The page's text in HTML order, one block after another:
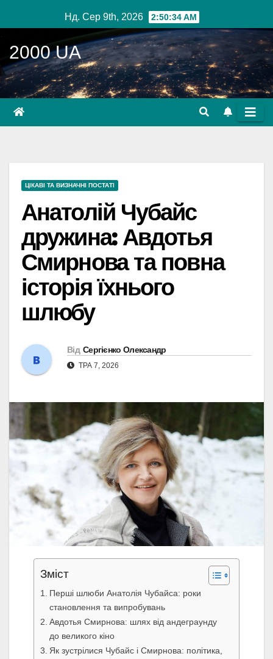
до
вмісту
Нд. Сер 9th, 2026 2:50:35 AM
2000 UA
ЦІКАВІ ТА ВИЗНАЧНІ ПОСТАТІ
Анатолій Чубайс
дружина: Авдотья
Смирнова та повна
історія їхнього
шлюбу
Від Сергієнко Олександр
ТРА 7, 2026
Зміст
Перші шлюби Анатолія Чубайса: роки
становлення та випробувань
Авдотья Смирнова: шлях від андеграунду
до великого кіно
Як зустрілися Чубайс і Смирнова: політика,